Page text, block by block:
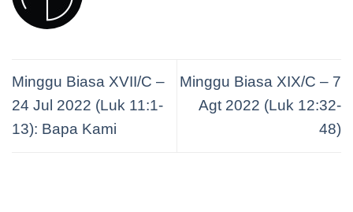
Minggu Biasa XVII/C –
24 Jul 2022 (Luk 11:1-
13): Bapa Kami
Minggu Biasa XIX/C – 7
Agt 2022 (Luk 12:32-
48)